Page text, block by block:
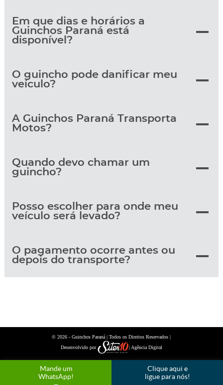
Em que dias e horários a
Guinchos Paraná está
disponível?
O guincho pode danificar meu
veículo?
A Guinchos Paraná Transporta
Motos?
Quando devo chamar um
guincho?
Posso escolher para onde meu
veículo será levado?
O pagamento ocorre antes ou
depois do transporte?
© 2026 -Guinchos Paraná | Todos os Direitos Reservados |
Desenvolvido por
| Agência Digital
Mande um
WhatsApp!
Clique aqui e
ligue para nós!